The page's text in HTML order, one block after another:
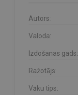
Autors:
Valoda:
Izdošanas gads:
Ražotājs:
Vāku tips: